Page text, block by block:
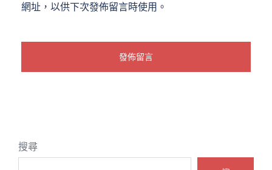
網址，以供下次發佈留言時使用。
搜尋